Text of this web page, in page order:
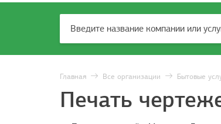
Главная Все организации Бытовые
Печать